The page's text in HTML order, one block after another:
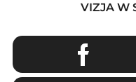
VIZJA W